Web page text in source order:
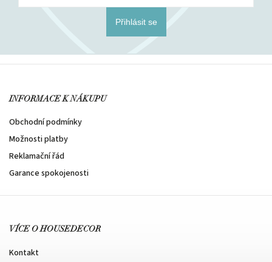
Přihlásit se
INFORMACE K NÁKUPU
Obchodní podmínky
Možnosti platby
Reklamační řád
Garance spokojenosti
VÍCE O HOUSEDECOR
Kontakt